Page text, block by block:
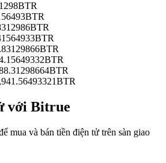
BTR
BTR
BTR
BTR
BTR
BTR
BTR
BTR
với Bitrue
mua và bán tiền điện tử trên sàn giao